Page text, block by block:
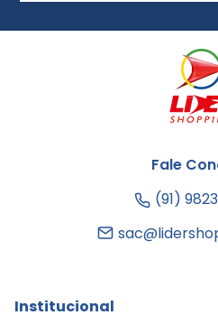
Fale
(91)
Institucional